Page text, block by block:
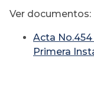
Ver documentos:
Acta
Primera